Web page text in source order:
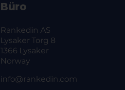
Büro
Rankedin AS
Lysaker Torg 8
1366 Lysaker
Norway
info@rankedin.com